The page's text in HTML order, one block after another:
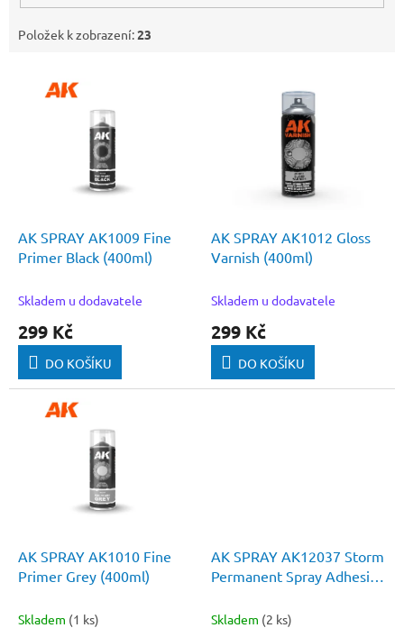
Položek k zobrazení:23
dAK SPRAY AK1009 Fine
Primer Black (400ml)
Skladem u dodavatele
299 Kč
DO KOŠÍKU
AK SPRAY AK1012 Gloss
Varnish (400ml)
Skladem u dodavatele
299 Kč
DO KOŠÍKU
AK SPRAY AK1010 Fine
Primer Grey (400ml)
Skladem (1 ks)
AK SPRAY AK12037 Storm
Permanent Spray Adhesive
Skladem (2 ks)